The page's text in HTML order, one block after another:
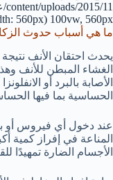
560px) 100vw, 560px" />
ما هي أسباب حدوث
يحدث احتقان الأنف نتيجة
الغشاء المبطن للأنف
الأصابة بالبرد أو
الحساسية بما فيها
عند دخول أي فيروس أو
المناعة في إفراز كمية
الأجسام الضارة تمهيدًا